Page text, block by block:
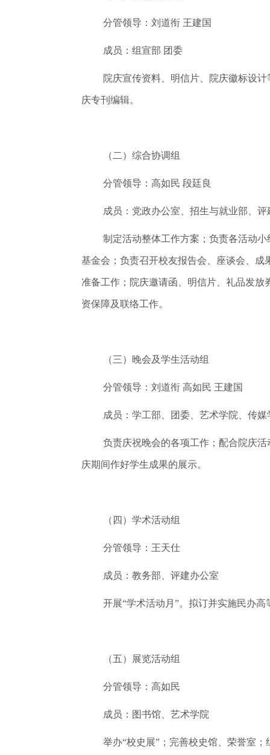
分管领导：刘道衔 王建国
成员：组宣部 团委
院庆宣传资料、明信片、院庆徽标设
庆专刊编辑。
（二）综合协调组
分管领导：高如民 段廷良
成员：党政办公室、招生与就业部、评
制定活动整体工作方案；负责各活动
基金会；负责召开校友报告会、座谈会、
准备工作；院庆邀请函、明信片、礼品发
资保障及联络工作。
（三）晚会及学生活动组
分管领导：刘道衔 高如民 王建国
成员：学工部、团委、艺术学院、传媒
负责庆祝晚会的各项工作；配合院庆
庆期间作好学生成果的展示。
（四）学术活动组
分管领导：王天仕
成员：教务部、评建办公室
开展“学术活动月”。拟订并实施民办
（五）展览活动组
分管领导：高如民
成员：图书馆、艺术学院
举办“校史展”；完善校史馆、荣誉室